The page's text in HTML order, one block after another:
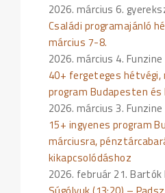
2026. március 6.
Családi programajánló
március 7-8.
2026. március 4.
40+ fergeteges hétvégi,
program Budapesten és
2026. március 3.
15+ ingyenes program
márciusra,
kikapcsolódáshoz
2026. február 21. Bartók